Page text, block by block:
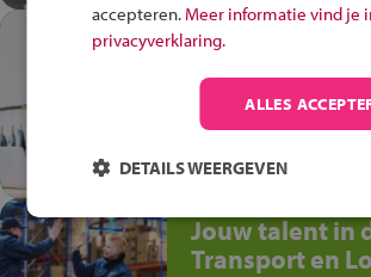
In de winkel
plek!
Ontdek via het vmbo
op de winkelvloer,
anders is!
Jouw talent in
Transport en
accepteren. Meer informatie vind je
privacyverklaring.
ALLES
DETAILS WEERGEVEN